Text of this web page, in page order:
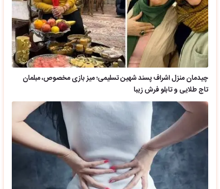
چیدمان منزل اشراف پسند شهین تسلیمی؛ میز بازی مخصوص، مبلمان
تاج طلایی و تابلو فرش زیبا